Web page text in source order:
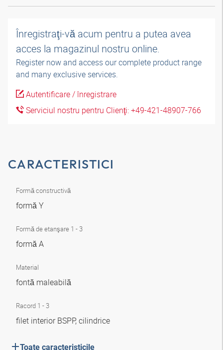
Înregistraţi-vă acum pentru a putea avea
acces la magazinul nostru online.
Register now and access our complete product range
and many exclusive services.
Autentificare / înregistrare
Serviciul nostru pentru Clienţi: +49-421-48907-766
CARACTERISTICI
Formă constructivă
formă Y
Formă de etanşare 1 - 3
formă A
Material
fontă maleabilă
Racord 1 - 3
filet interior BSPP, cilindrice
Toate caracteristicile